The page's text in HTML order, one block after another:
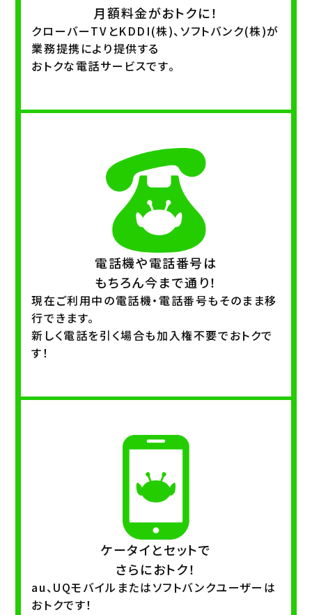
月額料金がおトクに！
クローバーTVとKDDI(株)、ソフトバンク(株)が
業務提携により提供する
おトクな電話サービスです。
電話機や電話番号は
もちろん今まで通り！
現在ご利用中の電話機・電話番号もそのまま移
行できます。
新しく電話を引く場合も加入権不要でおトクで
す！
ケータイとセットで
さらにおトク！
au、UQモバイルまたはソフトバンクユーザーは
おトクです！